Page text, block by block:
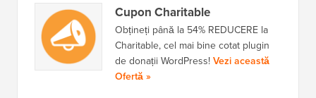
Cupon Charitable
Obțineți până la 54% REDUCERE la
Charitable, cel mai bine cotat plugin
de donații WordPress! Vezi această
Ofertă »